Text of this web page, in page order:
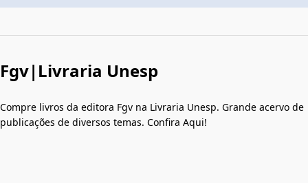
Fgv|Livraria Unesp
Compre livros da editora Fgv na Livraria Unesp. Grande acervo de
publicações de diversos temas. Confira Aqui!